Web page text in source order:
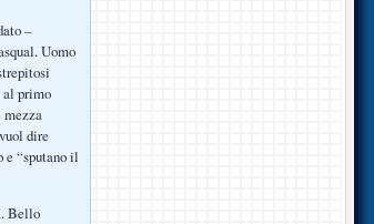
–
Uomo
al primo
dire
e “sputano il
Bello